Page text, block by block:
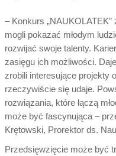
– Konkurs
mogli pokazać młodym
rozwijać swoje talenty.
zasięgu ich możliwości.
zrobili interesujące projekty
rzeczywiście się udaje.
rozwiązania, które łączą
może być fascynująca –
Krętowski, Prorektor ds.
Przedsięwzięcie może być